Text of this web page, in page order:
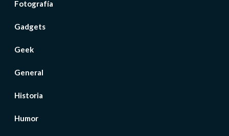
Fotografía
Gadgets
Geek
General
Historia
Humor